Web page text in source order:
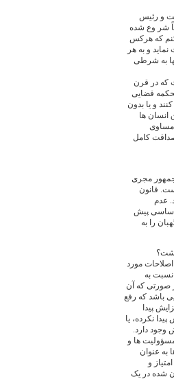
و رئیس
رسماً شر وع شده
که هرکس
و به هر
به شرطی
که در قرن
قضایی
و یا بدون
انسان ها
مساوی
صداقت کامل
مجری
قانون
عدم
اساسی پیش
را به
مورد
به
صورتی که آن
باشد که رفع
پیدا
نکرده، یا
وجود دارد.
ها و
عنوان
و
شده در یک